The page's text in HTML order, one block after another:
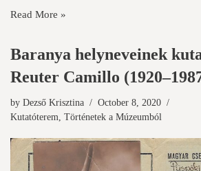
Read More »
Baranya helyneveinek
Reuter Camillo
by Dezső Krisztina
October 8, 2020
Kutatóterem, Történetek a Múzeumból